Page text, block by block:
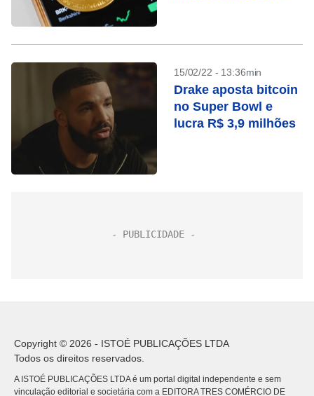
15/02/22 - 13:36min
Drake aposta bitcoin
no Super Bowl e
lucra R$ 3,9 milhões
Copyright © 2026 - ISTOÉ PUBLICAÇÕES LTDA
Todos os direitos reservados.
A ISTOÉ PUBLICAÇÕES LTDA é um portal digital independente e sem
vinculação editorial e societária com a EDITORA TRES COMÉRCIO DE